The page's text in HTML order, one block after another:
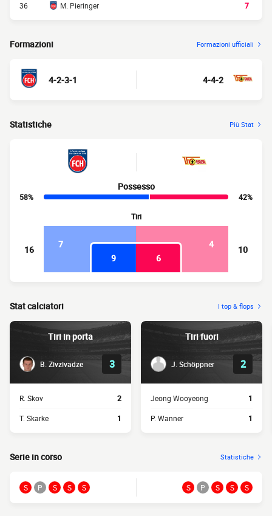
36
M. Pieringer 7
Formazioni Formazioni ufficiali
4-2-3-1 4-4-2
Statistiche Più Stat
Possesso
58%
42%
Tiri
16 7
4
9
6
10
Stat calciatori I top & flops
Tiri in porta
B. Zivzivadze 3
R. Skov 2
T. Skarke 1
Tiri fuori
J. Schöppner 2
Jeong Wooyeong 1
P. Wanner 1
Serie in corso Statistiche
S P S S S S P S S S